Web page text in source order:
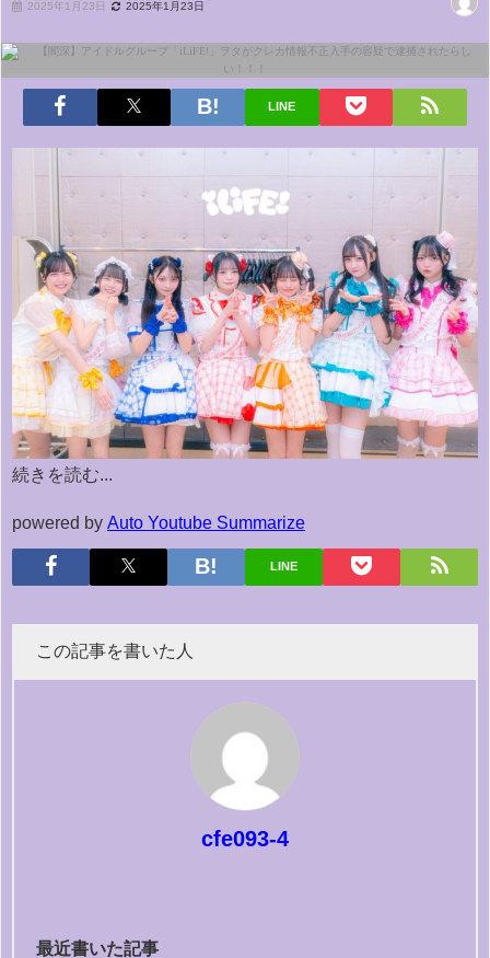
2025年1月23日 2025年1月23日
LINE
続きを読む...
powered by Auto Youtube Summarize
LINE
この記事を書いた人
cfe093-4
最近書いた記事